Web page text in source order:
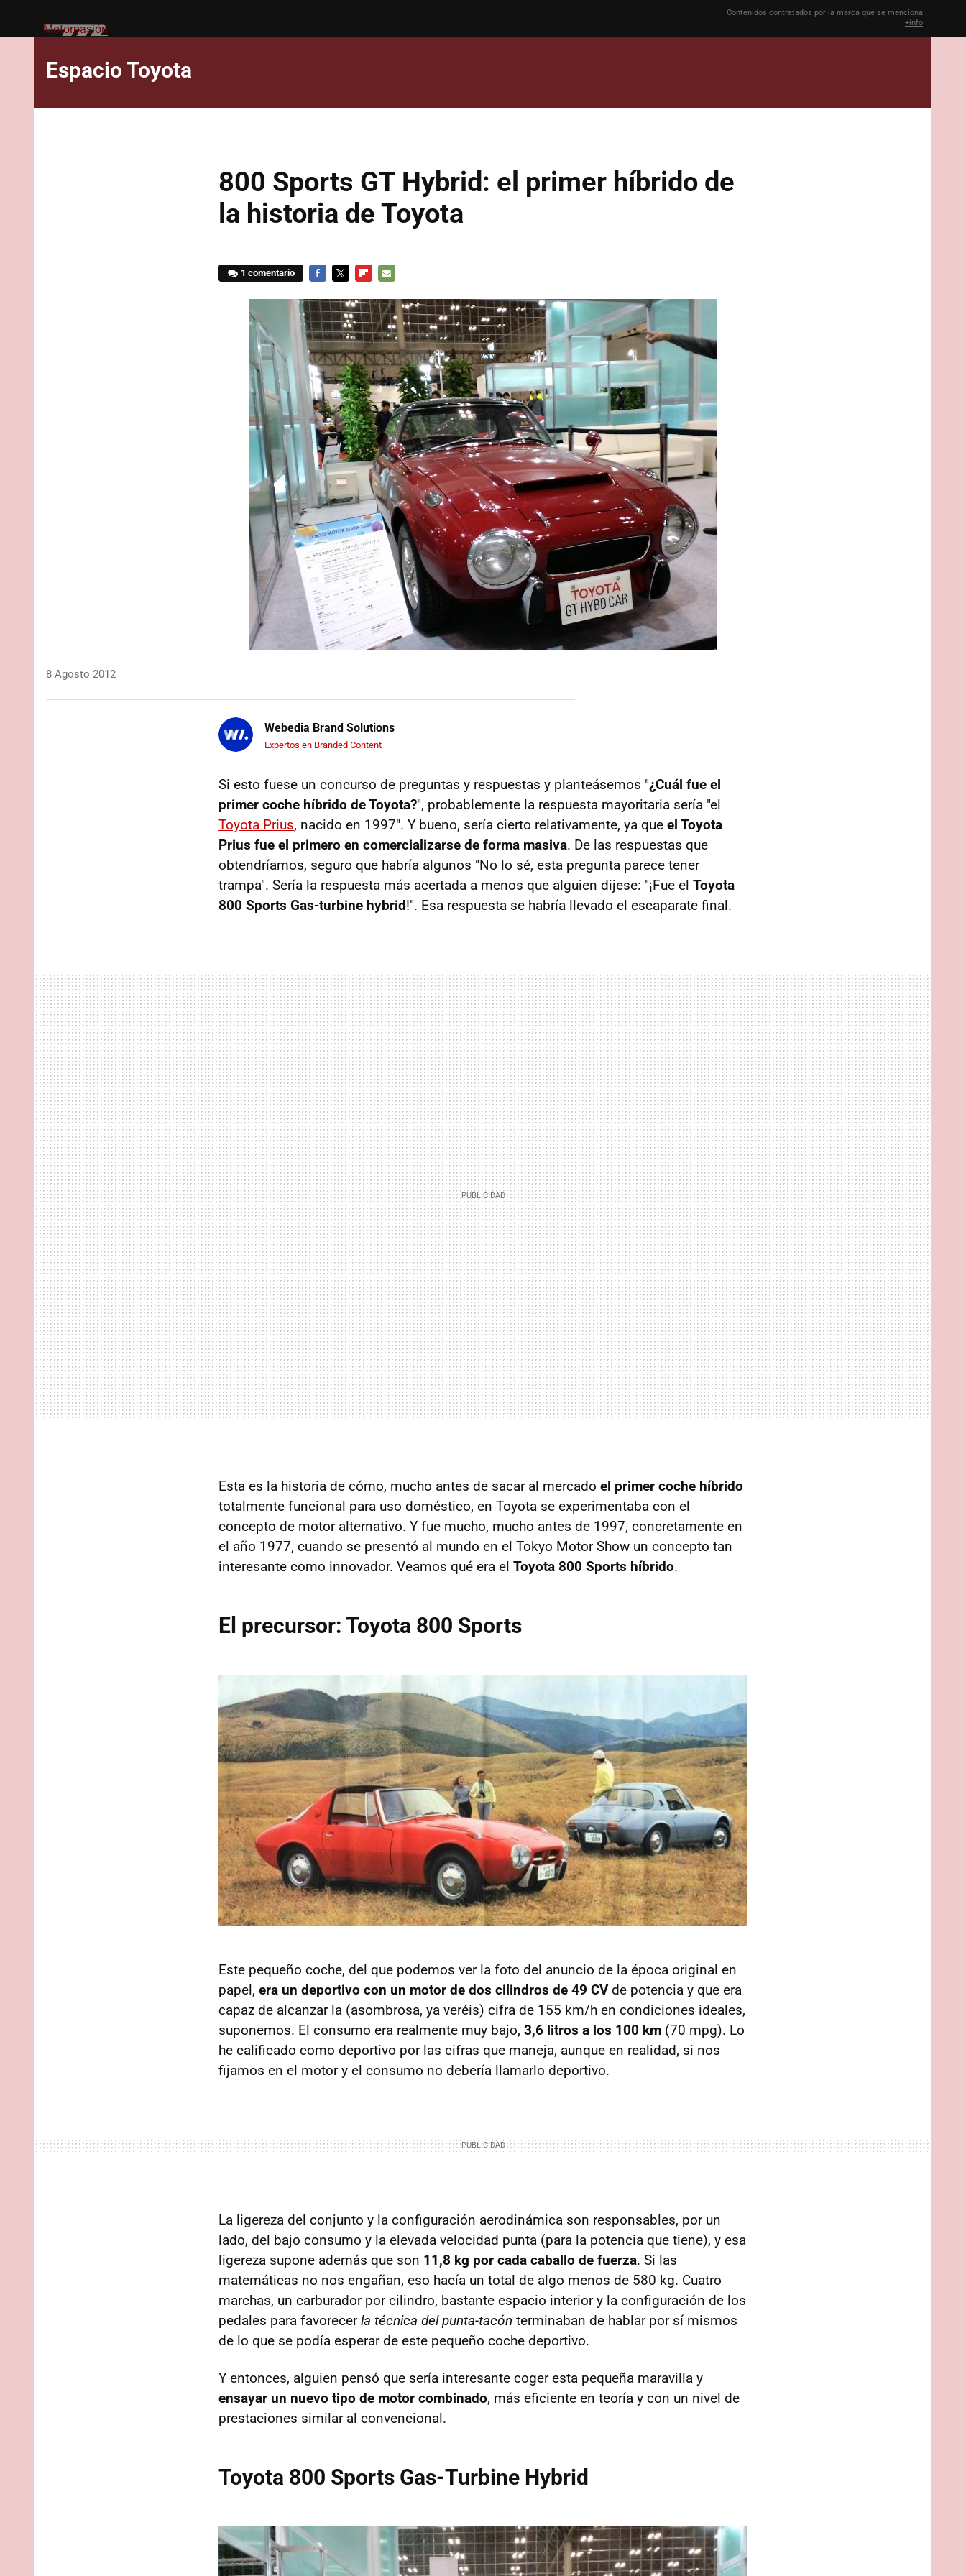
Contenidos contratados por la marca que se menciona
+info
Motorpasión
Espacio Toyota
800 Sports GT Hybrid: el primer híbrido de
la historia de Toyota
1 comentario
MAIL
8 Agosto 2012
Webedia Brand Solutions
Expertos en Branded Content
Si esto fuese un concurso de preguntas y respuestas y planteásemos "¿Cuál fue el
primer coche híbrido de Toyota?", probablemente la respuesta mayoritaria sería "el
Toyota Prius, nacido en 1997". Y bueno, sería cierto relativamente, ya que el Toyota
Prius fue el primero en comercializarse de forma masiva. De las respuestas que
obtendríamos, seguro que habría algunos "No lo sé, esta pregunta parece tener
trampa". Sería la respuesta más acertada a menos que alguien dijese: "¡Fue el Toyota
800 Sports Gas-turbine hybrid!". Esa respuesta se habría llevado el escaparate final.
Esta es la historia de cómo, mucho antes de sacar al mercado el primer coche híbrido
totalmente funcional para uso doméstico, en Toyota se experimentaba con el
concepto de motor alternativo. Y fue mucho, mucho antes de 1997, concretamente en
el año 1977, cuando se presentó al mundo en el Tokyo Motor Show un concepto tan
interesante como innovador. Veamos qué era el Toyota 800 Sports híbrido.
El precursor: Toyota 800 Sports
Este pequeño coche, del que podemos ver la foto del anuncio de la época original en
papel, era un deportivo con un motor de dos cilindros de 49 CVde potencia y que era
capaz de alcanzar la (asombrosa, ya veréis) cifra de 155 km/h en condiciones ideales,
suponemos. El consumo era realmente muy bajo, 3,6 litros a los 100 km (70 mpg). Lo
he calificado como deportivo por las cifras que maneja, aunque en realidad, si nos
fijamos en el motor y el consumo no debería llamarlo deportivo.
La ligereza del conjunto y la configuración aerodinámica son responsables, por un
lado, del bajo consumo y la elevada velocidad punta (para la potencia que tiene), y esa
ligereza supone además que son 11,8 kg por cada caballo de fuerza. Si las
matemáticas no nos engañan, eso hacía un total de algo menos de 580 kg. Cuatro
marchas, un carburador por cilindro, bastante espacio interior y la configuración de los
pedales para favorecerla técnica del punta-tacón terminaban de hablar por sí mismos
de lo que se podía esperar de este pequeño coche deportivo.
Y entonces, alguien pensó que sería interesante coger esta pequeña maravilla y
ensayar un nuevo tipo de motor combinado, más eficiente en teoría y con un nivel de
prestaciones similar al convencional.
Toyota 800 Sports Gas-Turbine Hybrid